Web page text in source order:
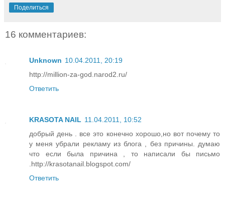
Поделиться
16 комментариев:
Unknown 10.04.2011, 20:19
http://million-za-god.narod2.ru/
Ответить
KRASOTA NAIL 11.04.2011, 10:52
добрый день . все это конечно хорошо,но вот почему то
у меня убрали рекламу из блога , без причины. думаю
что если была причина , то написали бы письмо
.http://krasotanail.blogspot.com/
Ответить